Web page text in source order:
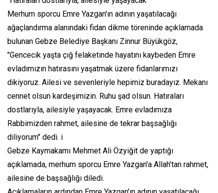
Merhum sporcu Emre Yazgan'ın adının yaşatılacağı
ağaçlandırma alanındaki fidan dikme töreninde açıklamada
bulunan Gebze Belediye Başkanı Zinnur Büyükgöz,
"Gencecik yaşta çığ felaketinde hayatını kaybeden Emre
evladımızın hatırasını yaşatmak üzere fidanlarımızı
dikiyoruz. Ailesi ve sevenleriyle hepimiz buradayız. Mekanı
cennet olsun kardeşimizin. Ruhu şad olsun. Hatıraları
dostlarıyla, ailesiyle yaşayacak. Emre evladımıza
Rabbimizden rahmet, ailesine de tekrar başsağlığı
diliyorum" dedi. i
Gebze Kaymakamı Mehmet Ali Özyiğit de yaptığı
açıklamada, merhum sporcu Emre Yazgan'a Allah’tan rahmet,
ailesine de başsağlığı diledi.